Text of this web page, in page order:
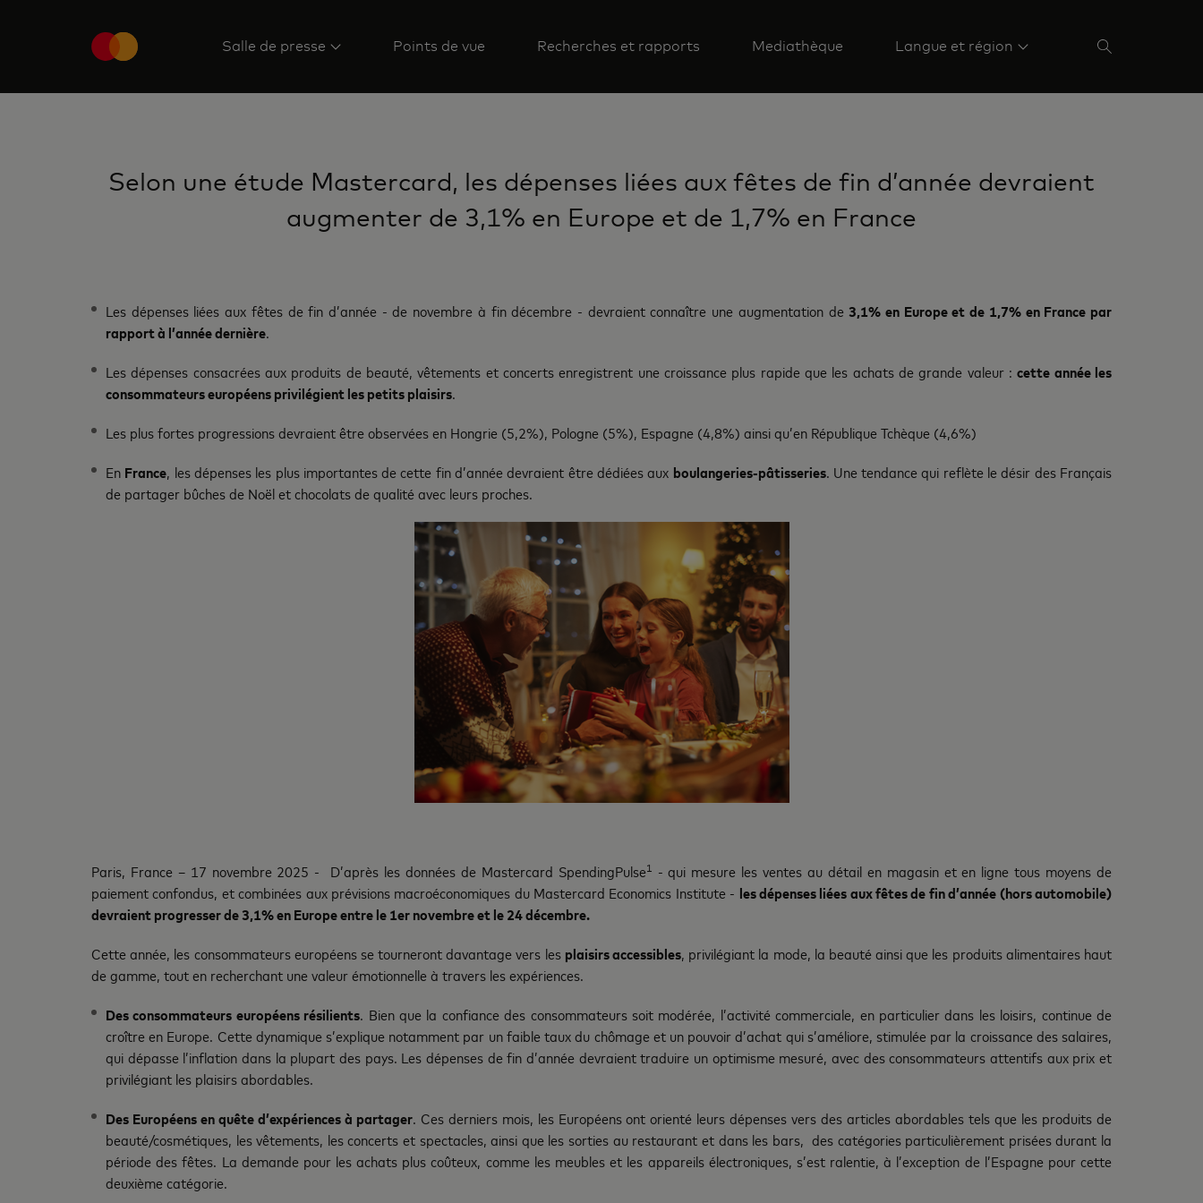
Salle de presse Points de vue Recherches et rapports Mediathèque Langue et région
Selon une étude Mastercard, les dépenses liées aux fêtes de fin d’année devraient
augmenter de 3,1% en Europe et de 1,7% en France
Les dépenses liées aux fêtes de fin d’année - de novembre à fin décembre - devraient connaître une augmentation de3,1% en Europe et de 1,7% en France par
rapport à l’année dernière.
Les dépenses consacrées aux produits de beauté, vêtements et concerts enregistrent une croissance plus rapide que les achats de grande valeur :cette année les
consommateurs européens privilégient les petits plaisirs.
Les plus fortes progressions devraient être observées en Hongrie (5,2%), Pologne (5%), Espagne (4,8%) ainsi qu’en République Tchèque (4,6%)
En France, les dépenses les plus importantes de cette fin d’année devraient être dédiées aux boulangeries-pâtisseries. Une tendance qui reflète le désir des Français
de partager bûches de Noël et chocolats de qualité avec leurs proches.
Paris, France – 17 novembre 2025 - D’après les données de Mastercard SpendingPulse1
- qui mesure les ventes au détail en magasin et en ligne tous moyens de
paiement confondus, et combinées aux prévisions macroéconomiques du Mastercard Economics Institute - les dépenses liées aux fêtes de fin d’année (hors automobile)
devraient progresser de 3,1% en Europe entre le 1er novembre et le 24 décembre.
Cette année, les consommateurs européens se tourneront davantage vers les plaisirs accessibles, privilégiant la mode, la beauté ainsi que les produits alimentaires haut
de gamme, tout en recherchant une valeur émotionnelle à travers les expériences.
Des consommateurs européens résilients. Bien que la confiance des consommateurs soit modérée, l’activité commerciale, en particulier dans les loisirs, continue de
croître en Europe. Cette dynamique s’explique notamment par un faible taux du chômage et un pouvoir d’achat qui s’améliore, stimulée par la croissance des salaires,
qui dépasse l’inflation dans la plupart des pays. Les dépenses de fin d’année devraient traduire un optimisme mesuré, avec des consommateurs attentifs aux prix et
privilégiant les plaisirs abordables.
Des Européens en quête d’expériences à partager. Ces derniers mois, les Européens ont orienté leurs dépenses vers des articles abordables tels que les produits de
beauté/cosmétiques, les vêtements, les concerts et spectacles, ainsi que les sorties au restaurant et dans les bars, des catégories particulièrement prisées durant la
période des fêtes. La demande pour les achats plus coûteux, comme les meubles et les appareils électroniques, s’est ralentie, à l’exception de l’Espagne pour cette
deuxième catégorie.